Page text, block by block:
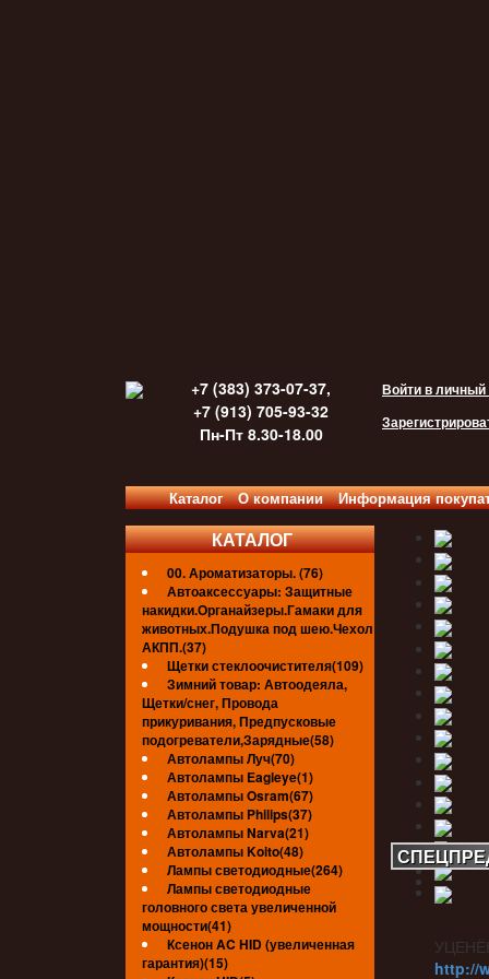
+7 (383) 373-07-37,
+7 (913) 705-93-32
Пн-Пт 8.30-18.00
Войти в личный
Каталог О компании Информация
КАТАЛОГ
00. Ароматизаторы. (76)
Автоаксессуары: Защитные
накидки.Органайзеры.Гамаки для
животных.Подушка под шею.Чехол
АКПП.(37)
Щетки стеклоочистителя(109)
Зимний товар: Автоодеяла,
Щетки/снег, Провода
прикуривания, Предпусковые
подогреватели,Зарядные(58)
Автолампы Луч(70)
Автолампы Eagleye(1)
Автолампы Osram(67)
Автолампы Philips(37)
Автолампы Narva(21)
Автолампы Koito(48)
Лампы светодиодные(264)
Лампы светодиодные
головного света увеличенной
мощности(41)
Ксенон AC HID (увеличенная
гарантия)(15)
http://